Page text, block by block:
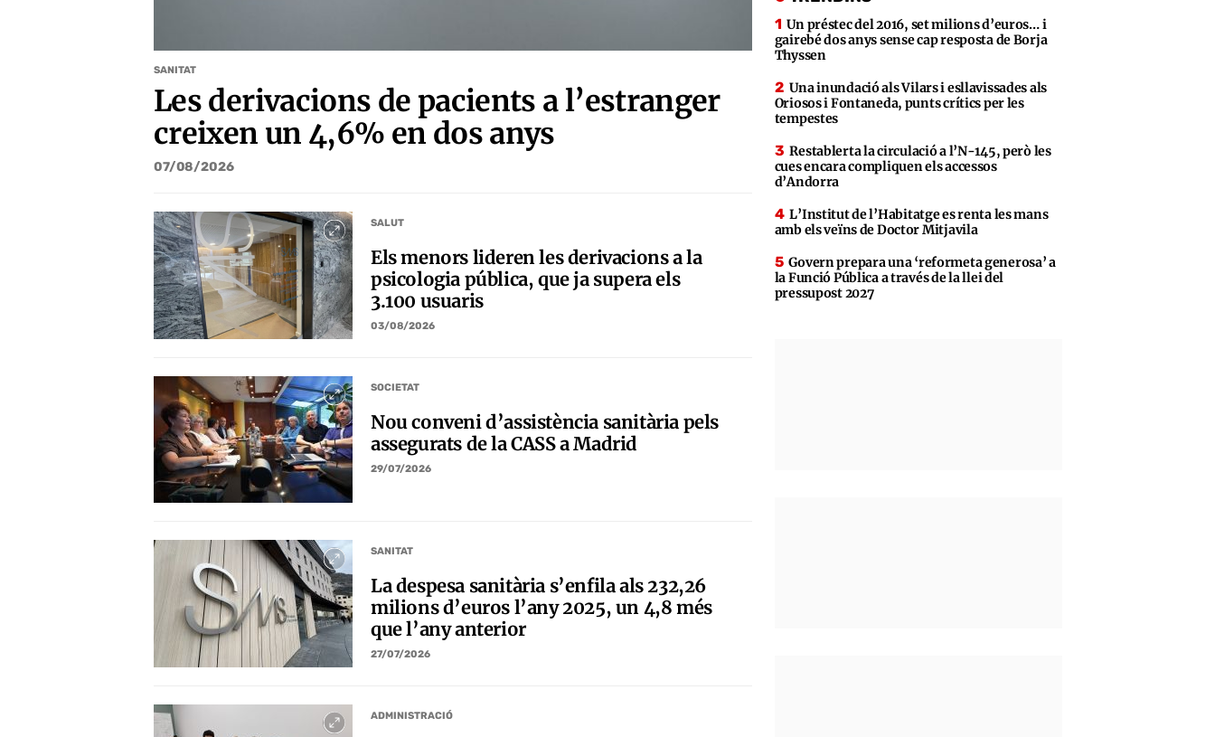
SANITAT
Les derivacions de pacients a l’estranger
creixen un 4,6% en dos anys
07/08/2026
SALUT
Els menors lideren les derivacions a la
psicologia pública, que ja supera els
3.100 usuaris
03/08/2026
SOCIETAT
Nou conveni d’assistència sanitària pels
assegurats de la CASS a Madrid
29/07/2026
SANITAT
La despesa sanitària s’enfila als 232,26
milions d’euros l’any 2025, un 4,8 més
que l’any anterior
27/07/2026
ADMINISTRACIÓ
Un préstec del 2016, set milions d’euros… i
gairebé dos anys sense cap resposta de Borja
Thyssen
Una inundació als Vilars i esllavissades als
Oriosos i Fontaneda, punts crítics per les
tempestes
Restablerta la circulació a l’N-145, però les
cues encara compliquen els accessos
d’Andorra
L’Institut de l’Habitatge es renta les mans
amb els veïns de Doctor Mitjavila
Govern prepara una ‘reformeta generosa’ a
la Funció Pública a través de la llei del
pressupost 2027